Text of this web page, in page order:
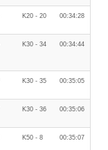
K20 - 20 00:34:28
K30 - 34 00:34:44
K30 - 35 00:35:05
K30 - 36 00:35:06
K50 - 8 00:35:07